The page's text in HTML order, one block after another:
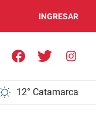
INGRESAR
12° Catamarca